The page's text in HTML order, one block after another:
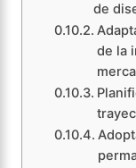
de
de la